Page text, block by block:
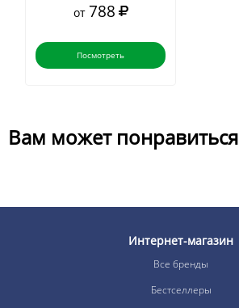
от 788
Посмотреть
Вам может понравиться
Интернет-магазин
Все бренды
Бестселлеры